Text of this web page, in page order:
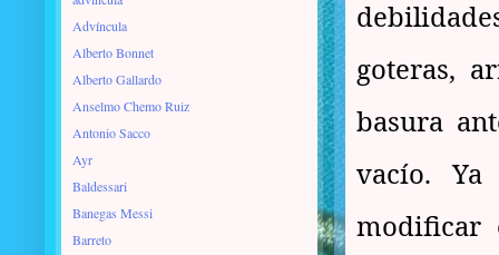
goteras,
basura
vacío.
modificar
Advíncula
Alberto Bonnet
Alberto Gallardo
Anselmo Chemo Ruiz
Antonio Sacco
Ayr
Baldessari
Banegas Messi
Barreto